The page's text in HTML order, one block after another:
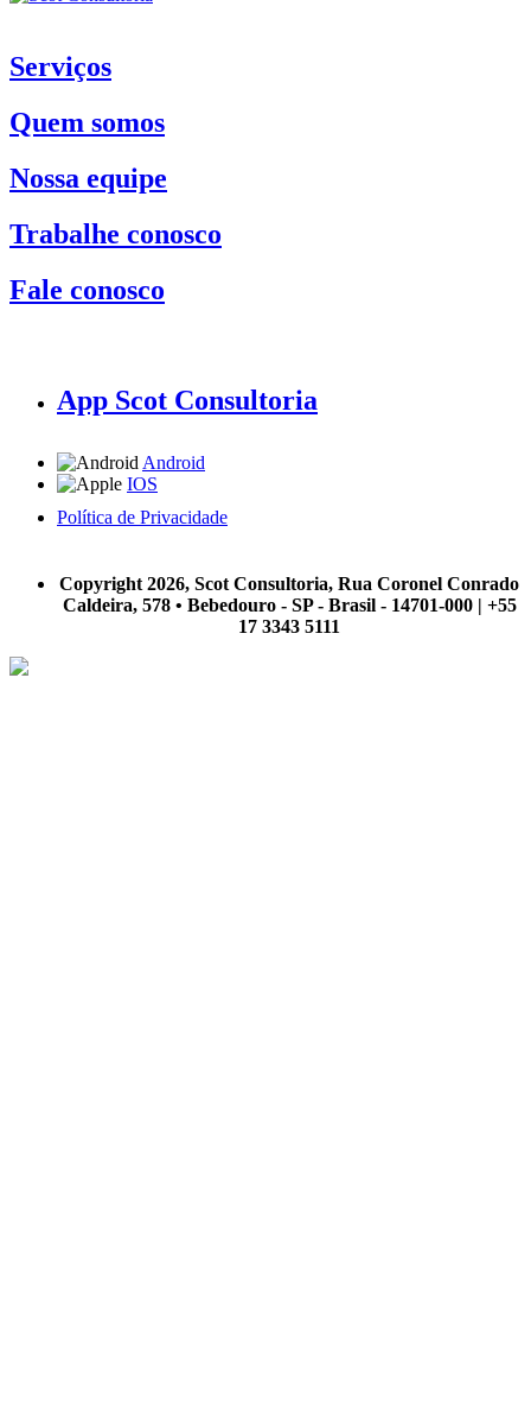
Serviços
Quem somos
Nossa equipe
Trabalhe conosco
Fale conosco
App Scot Consultoria
Android
IOS
Política de Privacidade
Copyright 2026, Scot Consultoria, Rua Coronel Conrado
Caldeira, 578 • Bebedouro - SP - Brasil - 14701-000 | +55
17 3343 5111